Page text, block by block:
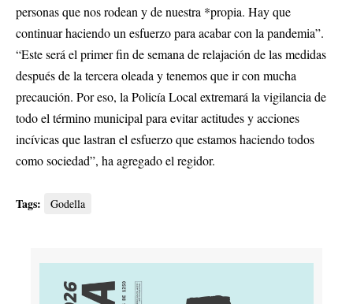
personas que nos rodean y de nuestra *propia. Hay que
continuar haciendo un esfuerzo para acabar con la pandemia”.
“Este será el primer fin de semana de relajación de las medidas
después de la tercera oleada y tenemos que ir con mucha
precaución. Por eso, la Policía Local extremará la vigilancia de
todo el término municipal para evitar actitudes y acciones
incívicas que lastran el esfuerzo que estamos haciendo todos
como sociedad”, ha agregado el regidor.
Tags: Godella